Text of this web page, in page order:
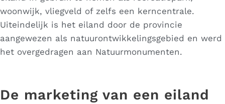
woonwijk, vliegveld of zelfs een kerncentrale.
Uiteindelijk is het eiland door de provincie
aangewezen als natuurontwikkelingsgebied en werd
het overgedragen aan Natuurmonumenten.
De marketing van een eiland